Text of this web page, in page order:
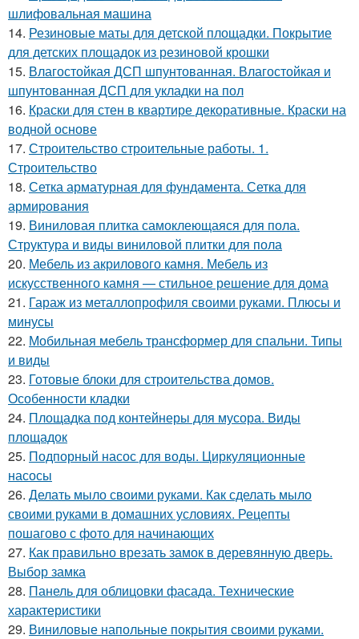
шлифовальная машина
14. Резиновые маты для детской площадки. Покрытие
для детских площадок из резиновой крошки
15. Влагостойкая ДСП шпунтованная. Влагостойкая и
шпунтованная ДСП для укладки на пол
16. Краски для стен в квартире декоративные. Краски на
водной основе
17. Строительство строительные работы. 1.
Строительство
18. Сетка арматурная для фундамента. Сетка для
армирования
19. Виниловая плитка самоклеющаяся для пола.
Структура и виды виниловой плитки для пола
20. Мебель из акрилового камня. Мебель из
искусственного камня — стильное решение для дома
21. Гараж из металлопрофиля своими руками. Плюсы и
минусы
22. Мобильная мебель трансформер для спальни. Типы
и виды
23. Готовые блоки для строительства домов.
Особенности кладки
24. Площадка под контейнеры для мусора. Виды
площадок
25. Подпорный насос для воды. Циркуляционные
насосы
26. Делать мыло своими руками. Как сделать мыло
своими руками в домашних условиях. Рецепты
пошагово с фото для начинающих
27. Как правильно врезать замок в деревянную дверь.
Выбор замка
28. Панель для облицовки фасада. Технические
характеристики
29. Виниловые напольные покрытия своими руками.